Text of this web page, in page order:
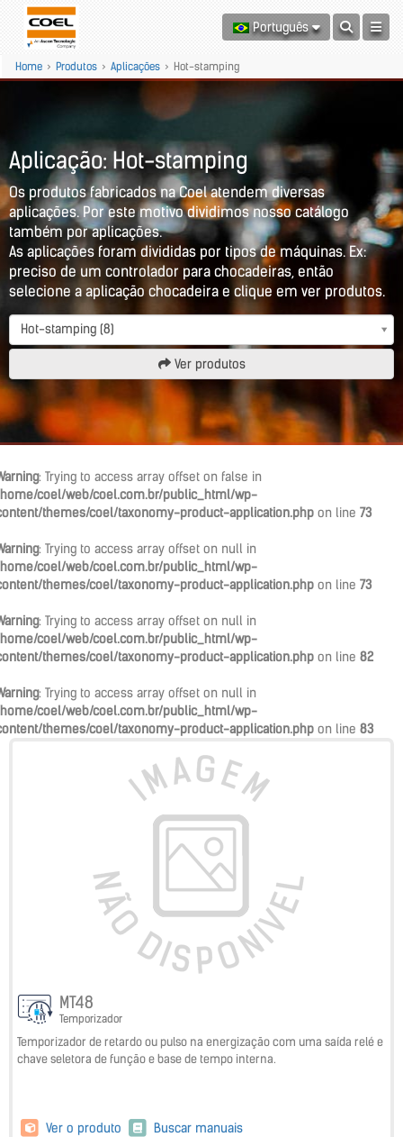
Português
Home > Produtos > Aplicações > Hot-stamping
Aplicação: Hot-stamping
Os produtos fabricados na Coel atendem diversas
aplicações. Por este motivo dividimos nosso catálogo
também por aplicações.
As aplicações foram divididas por tipos de máquinas. Ex:
preciso de um controlador para chocadeiras, então
selecione a aplicação chocadeira e clique em ver produtos.
Hot-stamping (8)
Ver produtos
: Trying to access array offset on false in
coel/web/coel.com.br/public_html/wp-
themes/coel/taxonomy-product-application.php on line 73
: Trying to access array offset on null in
coel/web/coel.com.br/public_html/wp-
themes/coel/taxonomy-product-application.php on line 73
: Trying to access array offset on null in
coel/web/coel.com.br/public_html/wp-
themes/coel/taxonomy-product-application.php on line 82
: Trying to access array offset on null in
coel/web/coel.com.br/public_html/wp-
themes/coel/taxonomy-product-application.php on line 83
MT48
Temporizador
Temporizador de retardo ou pulso na energização com uma saída relé e
chave seletora de função e base de tempo interna.
Ver o produto Buscar manuais